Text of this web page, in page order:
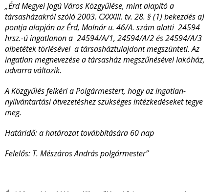
„Érd Megyei Jogú Város Közgyűlése, mint alapító a
társasházakról szóló 2003. CXXXIII. tv. 28. § (1) bekezdés a)
pontja alapján az Érd, Molnár u. 46/A. szám alatti 24594
hrsz.-ú ingatlanon a 24594/A/1, 24594/A/2 és 24594/A/3
albetétek törlésével a társasháztulajdont megszünteti. Az
ingatlan megnevezése a társasház megszűnésével lakóház,
udvarra változik.
A Közgyűlés felkéri a Polgármestert, hogy az ingatlan-
nyilvántartási átvezetéshez szükséges intézkedéseket tegye
meg.
Határidő: a határozat továbbítására 60 nap
Felelős: T. Mészáros András polgármester”